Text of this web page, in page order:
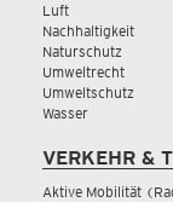
Luft
Nachhaltigkeit
Naturschutz
Umweltrecht
Umweltschutz
Wasser
VERKEHR &
Aktive Mobilität